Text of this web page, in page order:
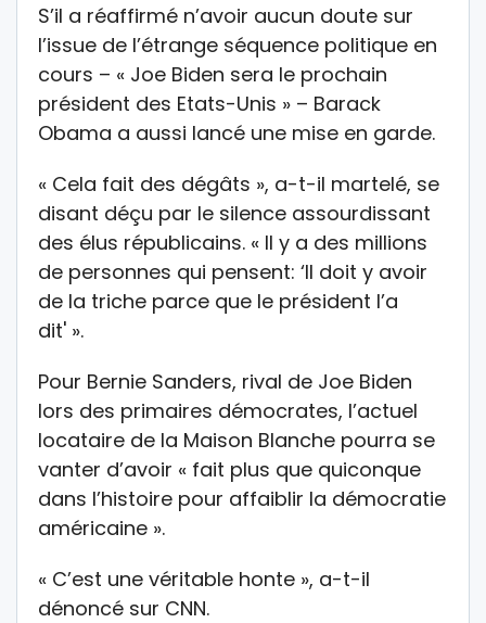
S’il a réaffirmé n’avoir aucun doute sur
l’issue de l’étrange séquence politique en
cours – « Joe Biden sera le prochain
président des Etats-Unis » – Barack
Obama a aussi lancé une mise en garde.
« Cela fait des dégâts », a-t-il martelé, se
disant déçu par le silence assourdissant
des élus républicains. « Il y a des millions
de personnes qui pensent: ‘Il doit y avoir
de la triche parce que le président l’a
dit' ».
Pour Bernie Sanders, rival de Joe Biden
lors des primaires démocrates, l’actuel
locataire de la Maison Blanche pourra se
vanter d’avoir « fait plus que quiconque
dans l’histoire pour affaiblir la démocratie
américaine ».
« C’est une véritable honte », a-t-il
dénoncé sur CNN.